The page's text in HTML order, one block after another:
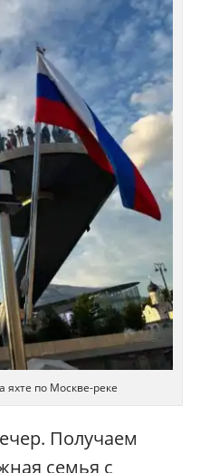
яхте по Москве-реке
Получаем
семья с